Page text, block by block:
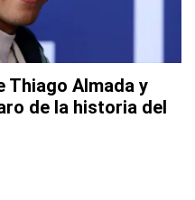
Thiago Almada y
de la historia del